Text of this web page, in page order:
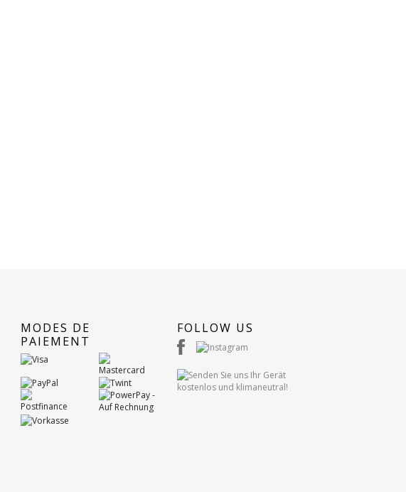
MODES DE
PAIEMENT
FOLLOW US